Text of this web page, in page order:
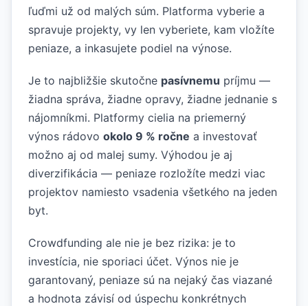
ľuďmi už od malých súm. Platforma vyberie a
spravuje projekty, vy len vyberiete, kam vložíte
peniaze, a inkasujete podiel na výnose.
Je to najbližšie skutočne pasívnemu príjmu —
žiadna správa, žiadne opravy, žiadne jednanie s
nájomníkmi. Platformy cielia na priemerný
výnos rádovo okolo 9 % ročne a investovať
možno aj od malej sumy. Výhodou je aj
diverzifikácia — peniaze rozložíte medzi viac
projektov namiesto vsadenia všetkého na jeden
byt.
Crowdfunding ale nie je bez rizika: je to
investícia, nie sporiaci účet. Výnos nie je
garantovaný, peniaze sú na nejaký čas viazané
a hodnota závisí od úspechu konkrétnych